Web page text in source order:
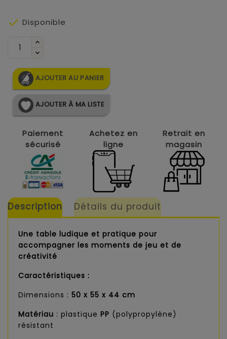
 Disponible
AJOUTER AU PANIER
AJOUTER À MA LISTE
Paiement
sécurisé
Achetez en
ligne
Retrait en
magasin
Description Détails du produit
Une table ludique et pratique pour
accompagner les moments de jeu et de
créativité
Caractéristiques :
Dimensions : 50 x 55 x 44 cm
Matériau : plastique PP (polypropylène)
résistant